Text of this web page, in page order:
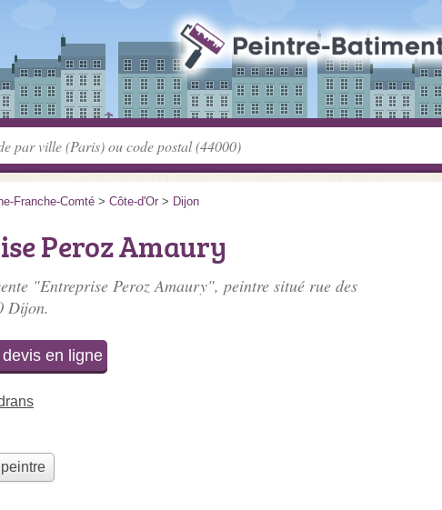
Franche-Comté > Côte-d'Or > Dijon
Peroz Amaury
"Entreprise Peroz Amaury", peintre situé rue des
Dijon.
en ligne